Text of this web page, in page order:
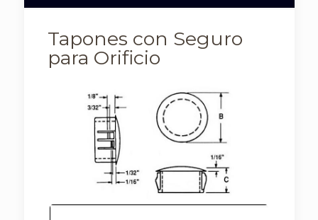
Tapones con Seguro
para Orificio